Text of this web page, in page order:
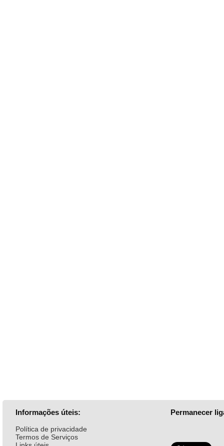
Informações úteis:
Política de privacidade
Termos de Serviços
Permanecer